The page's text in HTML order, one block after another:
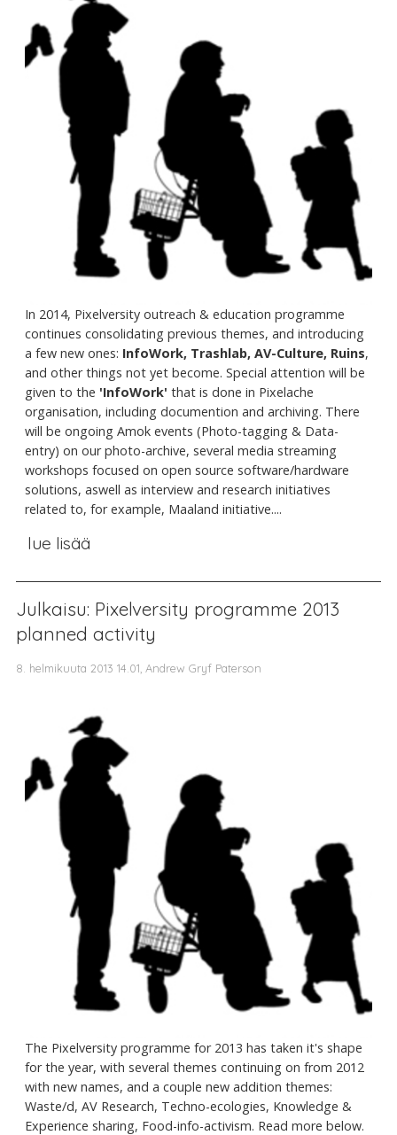
In 2014, Pixelversity outreach & education programme
continues consolidating previous themes, and introducing
a few new ones: InfoWork, Trashlab, AV-Culture, Ruins,
and other things not yet become. Special attention will be
given to the 'InfoWork' that is done in Pixelache
organisation, including documention and archiving. There
will be ongoing Amok events (Photo-tagging & Data-
entry) on our photo-archive, several media streaming
workshops focused on open source software/hardware
solutions, aswell as interview and research initiatives
related to, for example, Maaland initiative....
lue lisää
Julkaisu: Pixelversity programme 2013
planned activity
8. helmikuuta 2013 14.01, Andrew Gryf Paterson
The Pixelversity programme for 2013 has taken it's shape
for the year, with several themes continuing on from 2012
with new names, and a couple new addition themes:
Waste/d, AV Research, Techno-ecologies, Knowledge &
Experience sharing, Food-info-activism. Read more below.